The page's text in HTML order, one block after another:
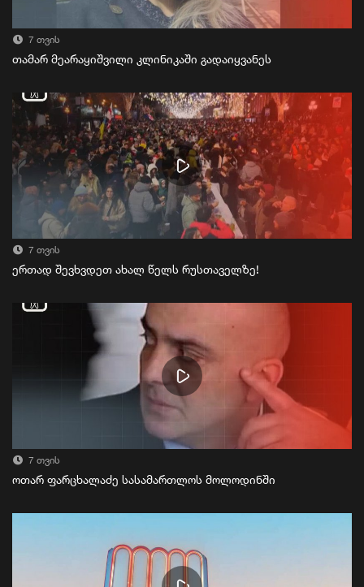
7 თვის
თამარ მეარაყიშვილი კლინიკაში გადაიყვანეს
7 თვის
ერთად შევხვდეთ ახალ წელს რუსთაველზე!
7 თვის
ოთარ ფარცხალაძე სასამართლოს მოლოდინში